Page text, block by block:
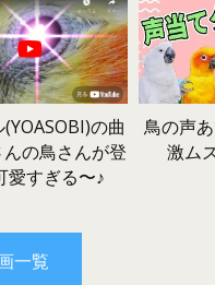
の曲
の鳥さんが登
愛すぎる〜♪
鳥の声
激ム
一覧